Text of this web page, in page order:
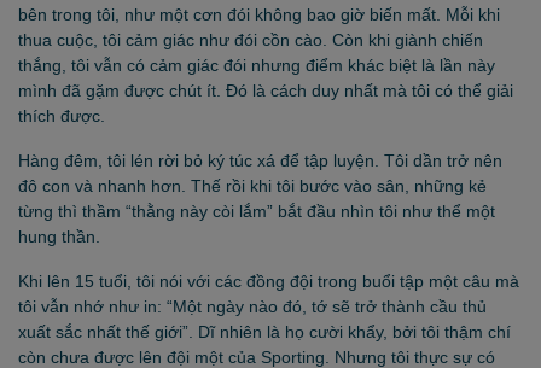
bên trong tôi, như một cơn đói không bao giờ biến mất. Mỗi khi
thua cuộc, tôi cảm giác như đói cồn cào. Còn khi giành chiến
thắng, tôi vẫn có cảm giác đói nhưng điểm khác biệt là lần này
mình đã gặm được chút ít. Đó là cách duy nhất mà tôi có thể giải
thích được.
Hàng đêm, tôi lén rời bỏ ký túc xá để tập luyện. Tôi dần trở nên
đô con và nhanh hơn. Thế rồi khi tôi bước vào sân, những kẻ
từng thì thầm “thằng này còi lắm” bắt đầu nhìn tôi như thể một
hung thần.
Khi lên 15 tuổi, tôi nói với các đồng đội trong buổi tập một câu mà
tôi vẫn nhớ như in: “Một ngày nào đó, tớ sẽ trở thành cầu thủ
xuất sắc nhất thế giới”. Dĩ nhiên là họ cười khẩy, bởi tôi thậm chí
còn chưa được lên đội một của Sporting. Nhưng tôi thực sự có